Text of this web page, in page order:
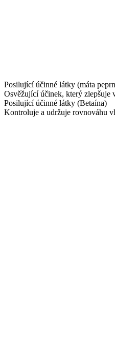
Posilující účinné látky (máta
Osvěžující účinek, který zlepšuje
Posilující účinné látky (Betaína)
Kontroluje a udržuje rovnováhu